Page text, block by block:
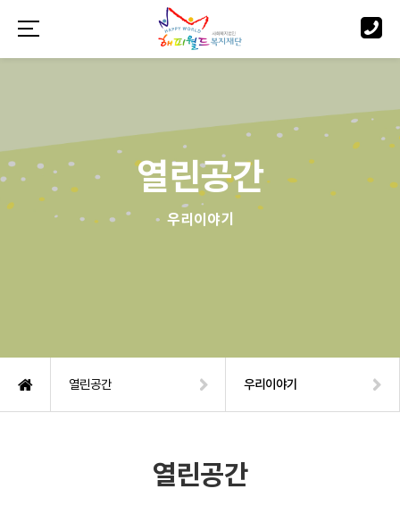
열린공간
우리이야기
열린공간 우리이야기
열린공간